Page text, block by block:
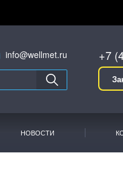
info@wellmet.ru +7
НОВОСТИ